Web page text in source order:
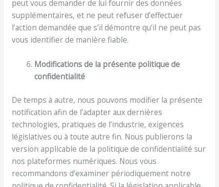
peut vous demander de lui fournir des données
supplémentaires, et ne peut refuser d’effectuer
l’action demandée que s’il démontre qu’il ne peut pas
vous identifier de manière fiable.
Modifications de la présente politique de
confidentialité
De temps à autre, nous pouvons modifier la présente
notification afin de l’adapter aux dernières
technologies, pratiques de l’industrie, exigences
législatives ou à toute autre fin. Nous publierons la
version applicable de la politique de confidentialité sur
nos plateformes numériques. Nous vous
recommandons d’examiner périodiquement notre